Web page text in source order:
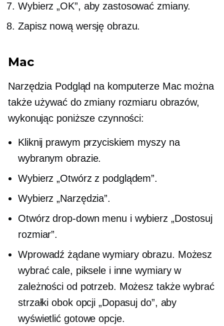
Wybierz „OK”, aby zastosować zmiany.
Zapisz nową wersję obrazu.
Mac
Narzędzia Podgląd na komputerze Mac można
także używać do zmiany rozmiaru obrazów,
wykonując poniższe czynności:
Kliknij prawym przyciskiem myszyna
wybranym obrazie.
Wybierz „Otwórz z podglądem”.
Wybierz „Narzędzia”.
Otwórzdrop-down menu i wybierz „Dostosuj
rozmiar”.
Wprowadź żądane wymiary obrazu. Możesz
wybrać cale, piksele i inne wymiary w
zależności od potrzeb. Możesz także wybrać
strzałki obok opcji „Dopasuj do”, aby
wyświetlić gotowe opcje.